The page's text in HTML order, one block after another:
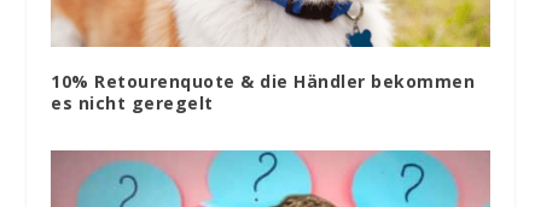
10% Retourenquote & die Händler bekommen
es nicht geregelt